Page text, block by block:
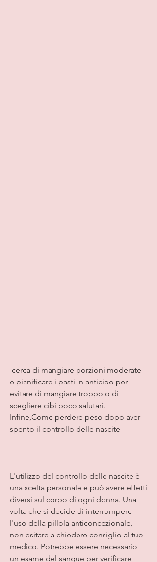
e pianificare i pasti in anticipo per
evitare di mangiare troppo o di
scegliere cibi poco salutari.
Infine,Come perdere peso dopo aver
spento il controllo delle nascite
L'utilizzo del controllo delle nascite è
una scelta personale e può avere effetti
diversi sul corpo di ogni donna. Una
volta che si decide di interrompere
l'uso della pillola anticoncezionale,
non esitare a chiedere consiglio al tuo
medico. Potrebbe essere necessario
un esame del sangue per verificare